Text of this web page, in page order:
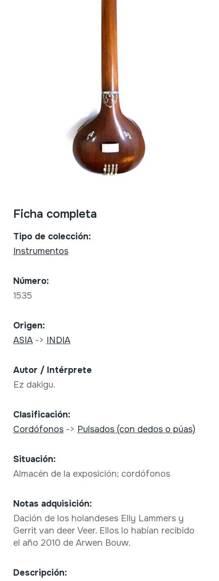
Ficha completa
Tipo de colección:
Instrumentos
Número:
1535
Origen:
ASIA-> INDIA
Autor / Intérprete
Ez dakigu.
Clasificación:
Cordófonos-> Pulsados (con dedos o púas)
Situación:
Almacén de la exposición; cordófonos
Notas adquisición:
Dación de los holandeses Elly Lammers y
Gerrit van deer Veer. Ellos lo habían recibido
el año 2010 de Arwen Bouw.
Descripción: